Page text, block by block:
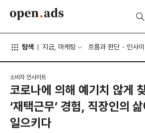
탐색 지금, 마케팅 흐름과 판단 인사이
소비자 인사이트
코로나에 의해 예기치 않게
‘재택근무’ 경험, 직장인의
일으키다